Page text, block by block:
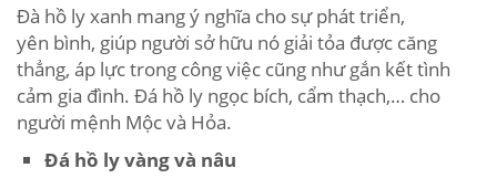
Đà hồ ly xanh mang ý nghĩa cho sự phát triển,
yên bình, giúp người sở hữu nó giải tỏa được căng
thẳng, áp lực trong công việc cũng như gắn kết tình
cảm gia đình. Đá hồ ly ngọc bích, cẩm thạch,… cho
người mệnh Mộc và Hỏa.
Đá hồ ly vàng và nâu